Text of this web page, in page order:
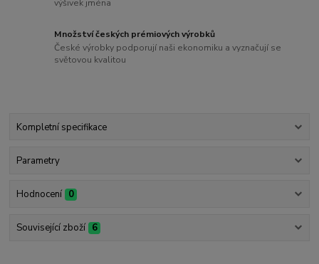
výšivek jména
Množství českých prémiových výrobků
České výrobky podporují naši ekonomiku a vyznačují se
světovou kvalitou
Kompletní specifikace
Parametry
Hodnocení 0
Související zboží 6